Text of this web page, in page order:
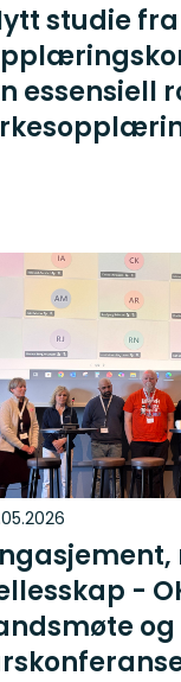
studie fra
essensiell
-
og